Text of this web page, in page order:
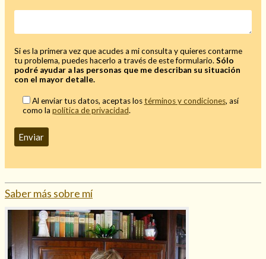
Si es la primera vez que acudes a mi consulta y quieres contarme
tu problema, puedes hacerlo a través de este formulario.Sólo
podré ayudar a las personas que me describan su situación
con el mayor detalle.
Al enviar tus datos, aceptas lostérminos y condiciones, así
como la política de privacidad.
Saber más sobre mí